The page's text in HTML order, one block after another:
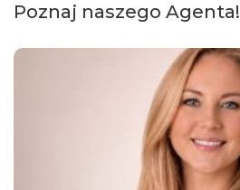
Poznaj naszego Agenta!